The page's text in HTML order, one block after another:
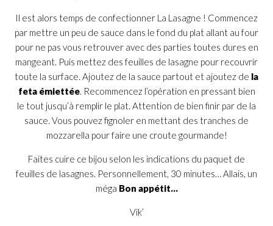
Il est alors temps de confectionner La Lasagne ! Commencez
par mettre un peu de sauce dans le fond du plat allant au four
pour ne pas vous retrouver avec des parties toutes dures en
mangeant. Puis mettez des feuilles de lasagne pour recouvrir
toute la surface. Ajoutez de la sauce partout et ajoutez de la
feta émiettée. Recommencez l’opération en pressant bien
le tout jusqu’à remplir le plat. Attention de bien finir par de la
sauce. Vous pouvez fignoler en mettant des tranches de
mozzarella pour faire une croute gourmande!
Faites cuire ce bijou selon les indications du paquet de
feuilles de lasagnes. Personnellement, 30 minutes… Allais, un
méga Bon appétit…
Vik’